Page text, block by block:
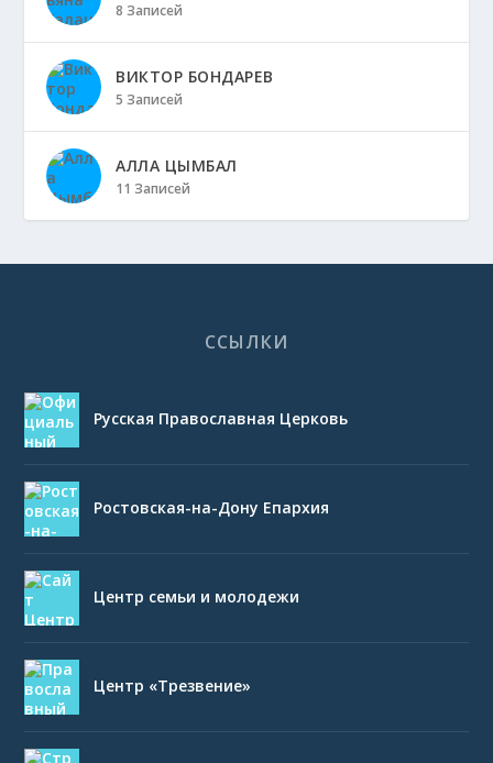
8 Записей
ВИКТОР БОНДАРЕВ
5 Записей
АЛЛА ЦЫМБАЛ
11 Записей
ССЫЛКИ
Русская Православная Церковь
Ростовская-на-Дону Епархия
Центр семьи и молодежи
Центр «Трезвение»